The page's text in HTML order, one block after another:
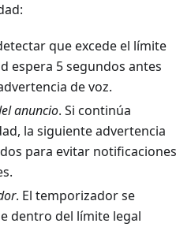
que excede el límite
espera 5 segundos antes
de voz.
anuncio. Si continúa
la siguiente advertencia
para evitar notificaciones
. El temporizador se
dentro del límite legal